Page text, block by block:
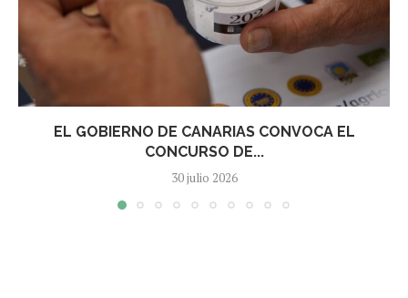
EL GOBIERNO DE CANARIAS CONVOCA EL
CONCURSO DE...
30 julio 2026